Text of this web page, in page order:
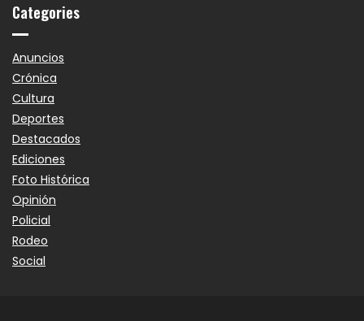
Categories
Anuncios
Crónica
Cultura
Deportes
Destacados
Ediciones
Foto Histórica
Opinión
Policial
Rodeo
Social